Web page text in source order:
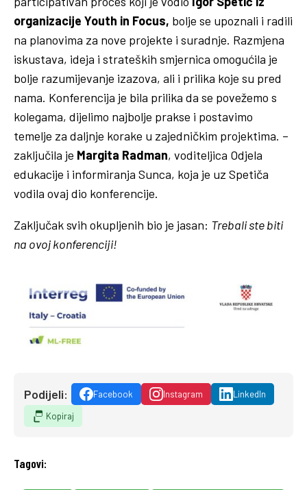
organizacije Youth in Focus, bolje se upoznali i radili
na planovima za nove projekte i suradnje. Razmjena
iskustava, ideja i strateških smjernica omogućila je
bolje razumijevanje izazova, ali i prilika koje su pred
nama. Konferencija je bila prilika da se povežemo s
kolegama, dijelimo najbolje prakse i postavimo
temelje za daljnje korake u zajedničkim projektima. –
zaključila je Margita Radman, voditeljica Odjela
edukacije i informiranja Sunca, koja je uz Spetiča
vodila ovaj dio konferencije.
Zaključak svih okupljenih bio je jasan: Trebali ste biti
na ovoj konferenciji!
Podijeli: Facebook Instagram
LinkedIn
Kopiraj
Tagovi: